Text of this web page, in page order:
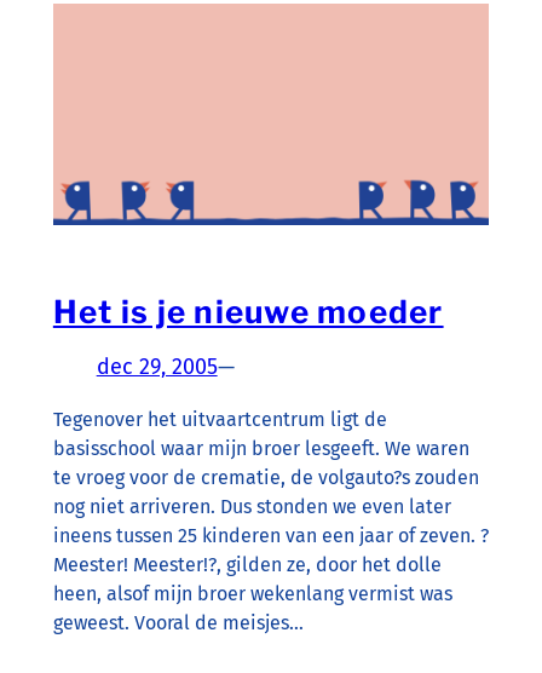
Het is je nieuwe moeder
dec 29, 2005—
Tegenover het uitvaartcentrum ligt de
basisschool waar mijn broer lesgeeft. We waren
te vroeg voor de crematie, de volgauto?s zouden
nog niet arriveren. Dus stonden we even later
ineens tussen 25 kinderen van een jaar of zeven. ?
Meester! Meester!?, gilden ze, door het dolle
heen, alsof mijn broer wekenlang vermist was
geweest. Vooral de meisjes…